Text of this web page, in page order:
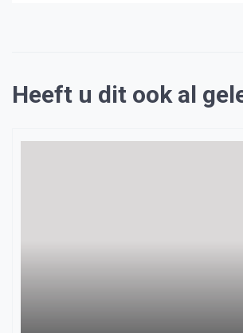
Heeft u dit ook al